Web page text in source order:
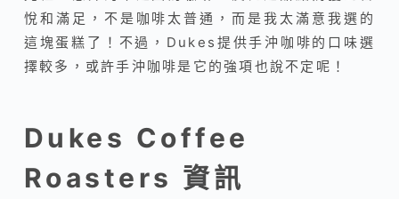
悅和滿足，不是咖啡太普通，而是我太滿意我選的
這塊蛋糕了！不過，Dukes提供手沖咖啡的口味選
擇較多，或許手沖咖啡是它的強項也說不定呢！
Dukes Coffee
Roasters 資訊